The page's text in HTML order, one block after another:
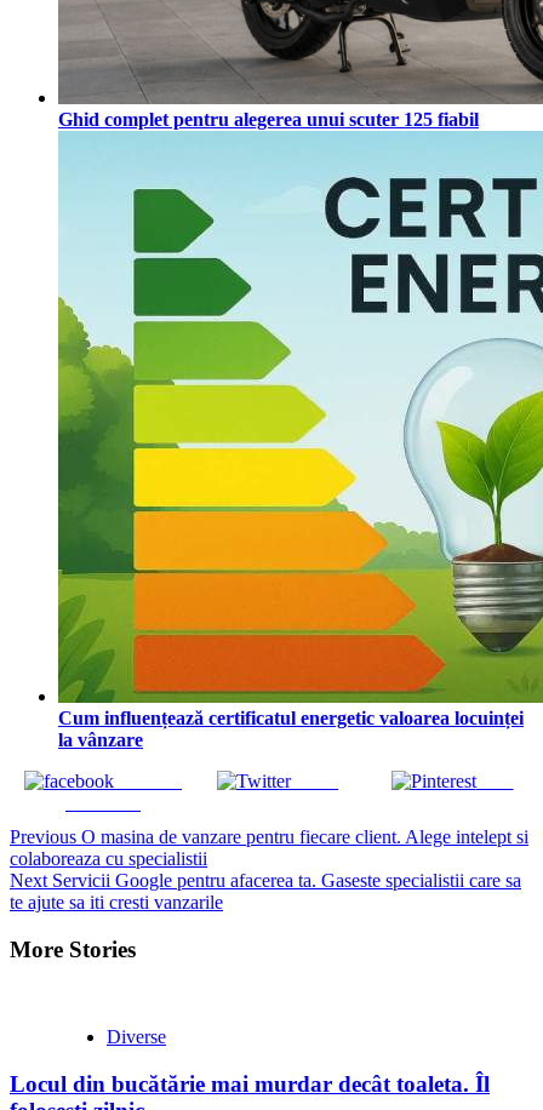
Ghid complet pentru alegerea unui scuter 125 fiabil
Cum influențează certificatul energetic valoarea locuinței
la vânzare
Tweet Save
Continue
Reading
Previous O masina de vanzare pentru fiecare client. Alege intelept si
colaboreaza cu specialistii
Next Servicii Google pentru afacerea ta. Gaseste specialistii care sa
te ajute sa iti cresti vanzarile
More Stories
Diverse
Locul din bucătărie mai murdar decât toaleta. Îl